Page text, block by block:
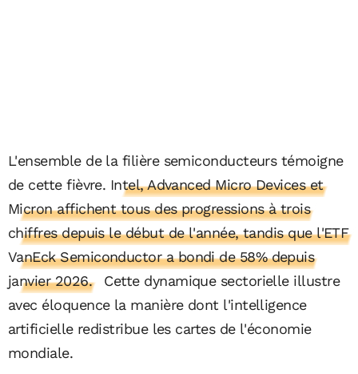
L'ensemble de la filière semiconducteurs témoigne
de cette fièvre. Intel, Advanced Micro Devices et
Micron affichent tous des progressions à trois
chiffres depuis le début de l'année, tandis que l'ETF
VanEck Semiconductor a bondi de 58% depuis
janvier 2026.
Cette dynamique sectorielle illustre
avec éloquence la manière dont l'intelligence
artificielle redistribue les cartes de l'économie
mondiale.